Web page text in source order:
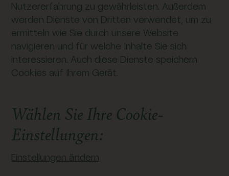
Nutzererfahrung zu gewährleisten. Außerdem
werden Dienste von Dritten verwendet, um zu
ermitteln wie Sie durch unsere Website
navigieren und für welche Inhalte Sie sich
interessieren. Auch diese Dienste speichern
Cookies auf Ihrem Gerät.
Wählen Sie Ihre Cookie-
Einstellungen:
Einstellungen ändern